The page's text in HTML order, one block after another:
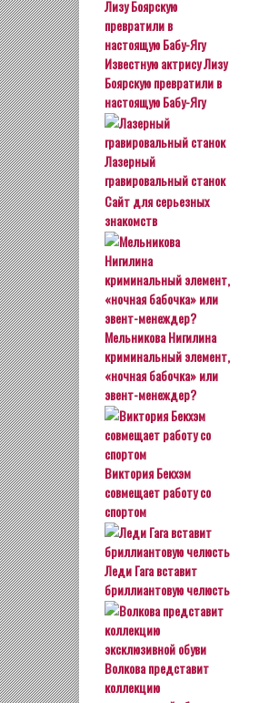
Известную актрису Лизу
Боярскую превратили в
настоящую Бабу-Ягу
Лазерный
гравировальный станок
Сайт для серьезных
знакомств
Мельникова Нигилина
криминальный элемент,
«ночная бабочка» или
эвент-менеждер?
Виктория Бекхэм
совмещает работу со
спортом
Леди Гага вставит
бриллиантовую челюсть
Волкова представит
коллекцию